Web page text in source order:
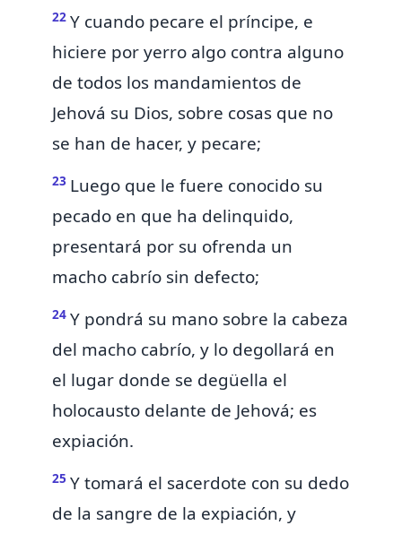
22 Y cuando pecare el príncipe, e
hiciere por yerro algo contra alguno
de todos los mandamientos de
Jehová su Dios, sobre cosas que no
se han de hacer, y pecare;
23 Luego que le fuere conocido su
pecado en que ha delinquido,
presentará por su ofrenda un
macho cabrío sin defecto;
24 Y pondrá su mano sobre la cabeza
del macho cabrío, y lo degollará en
el lugar donde se degüella el
holocausto delante de Jehová; es
expiación.
25 Y tomará el sacerdote con su dedo
de la sangre de la expiación, y